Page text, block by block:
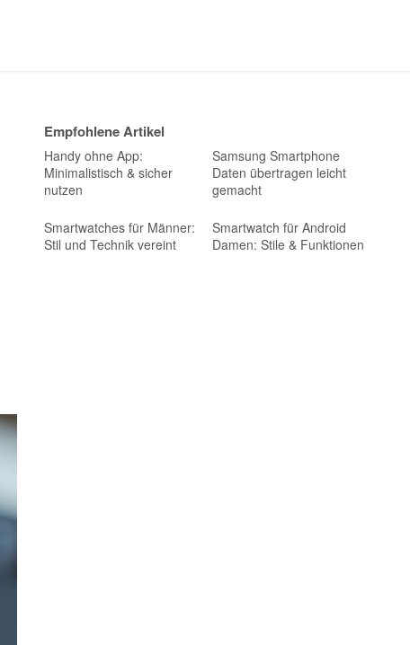
Empfohlene Artikel
Handy ohne App:
Minimalistisch & sicher
nutzen
Samsung Smartphone
Daten übertragen leicht
gemacht
Smartwatches für Männer:
Stil und Technik vereint
Smartwatch für Android
Damen: Stile & Funktionen